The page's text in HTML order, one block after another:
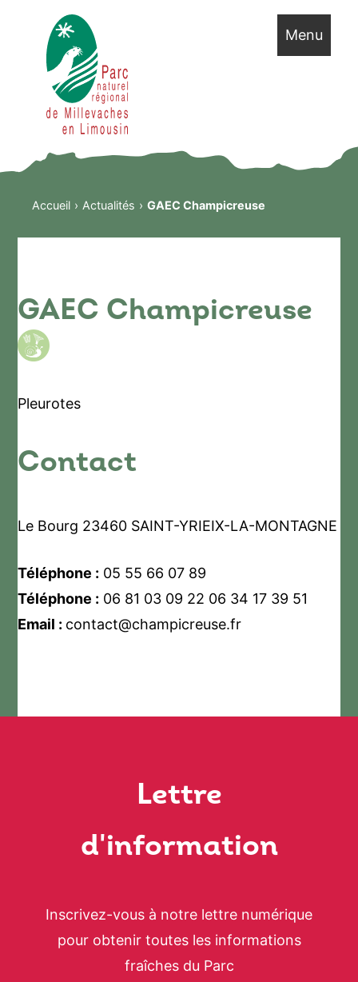
Menu
Accueil Actualités GAEC Champicreuse
GAEC Champicreuse
Pleurotes
Contact
Le Bourg 23460 SAINT-YRIEIX-LA-MONTAGNE
Téléphone : 05 55 66 07 89
Téléphone : 06 81 03 09 22 06 34 17 39 51
Email : contact@champicreuse.fr
Lettre
d'information
Inscrivez-vous à notre lettre numérique
pour obtenir toutes les informations
fraîches du Parc